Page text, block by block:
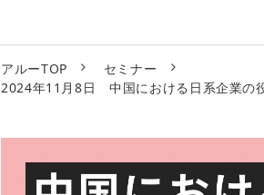
アルーTOP
セミナー
2024年11月8日 中国における日系企業の